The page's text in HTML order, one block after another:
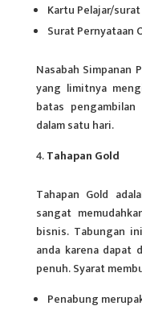
Kartu Pelajar/
Surat Pernyataan
Nasabah Simpanan
yang limitnya
batas
dalam satu hari.
Tahapan Gold
Tahapan Gold
sangat
bisnis. Tabungan
anda karena dapat
penuh. Syarat
Penabung